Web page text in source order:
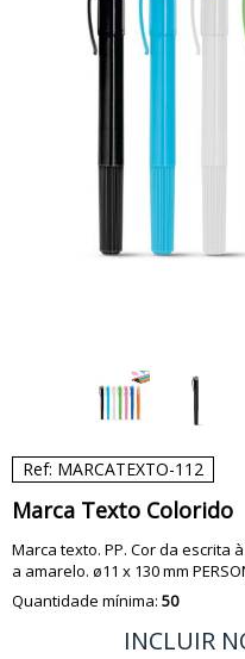
Ref: MARCATEXTO-112
Marca Texto Colorido
Marca texto. PP. Cor da escrita
a amarelo. ø11 x 130 mm
Quantidade mínima: 50
INCLUIR